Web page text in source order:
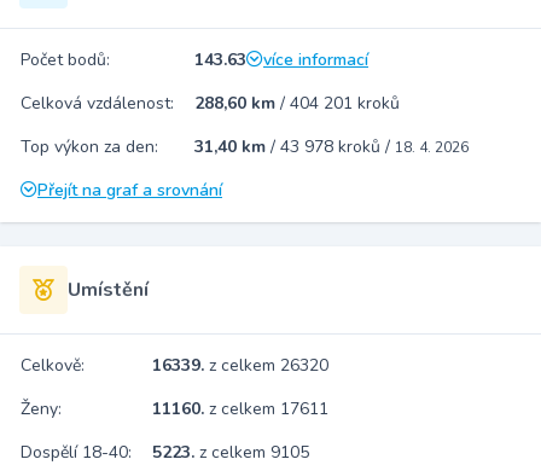
Počet bodů: 143.63
více informací
Celková vzdálenost:
288,60 km / 404 201 kroků
Top výkon za den:
31,40 km / 43 978 kroků / 18. 4. 2026
Přejít na graf a srovnání
Umístění
Celkově: 16339. z celkem 26320
Ženy:
11160. z celkem 17611
Dospělí 18-40:
5223. z celkem 9105